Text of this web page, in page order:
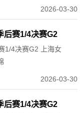
2026-03-30
后赛1/4决赛G2
全场集锦
1/4决赛G2 上海女
2026-03-30
后赛1/4决赛G2